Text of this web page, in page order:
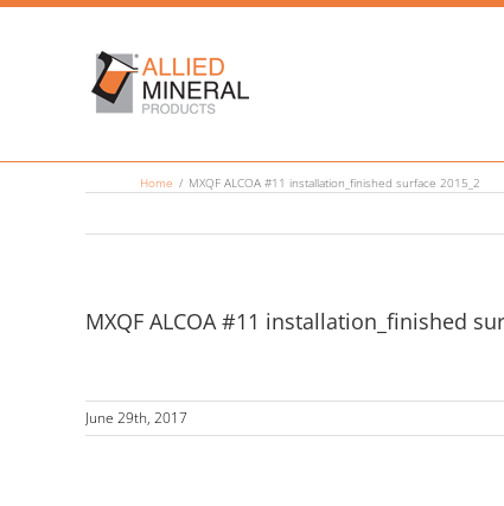
Skip
Home MXQF ALCOA #11 installation_finished surface 2015_2
MXQF ALCOA #11 installation_finished
June 29th, 2017